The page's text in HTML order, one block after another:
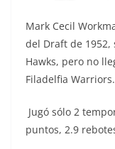
Mark Cecil
del Draft de 1952,
Hawks, pero no
Filadelfia Warriors.
Jugó sólo 2
puntos, 2.9